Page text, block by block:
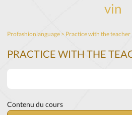
vin
Profashionlanguage > Practice with the teacher
PRACTICE WITH THE
Contenu du cours